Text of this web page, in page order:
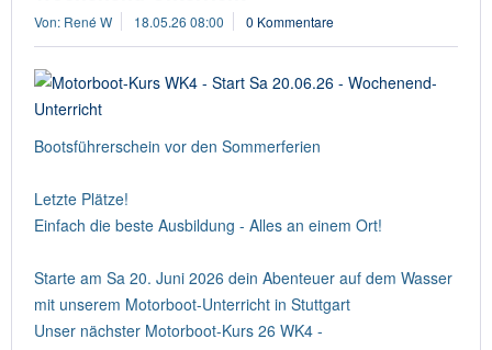
Von: René W 18.05.26 08:00 0 Kommentare
Bootsführerschein vor den Sommerferien
Letzte Plätze!
Einfach die beste Ausbildung - Alles an einem Ort!
Starte am Sa 20. Juni 2026 dein Abenteuer auf dem Wasser
mit unserem Motorboot-Unterricht in Stuttgart
Unser nächster Motorboot-Kurs 26 WK4 -